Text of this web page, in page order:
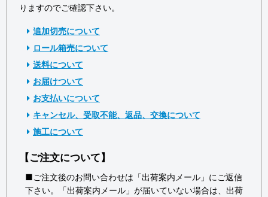
りますのでご確認下さい。
追加切売について
ロール箱売について
送料について
お届けついて
お支払いについて
キャンセル、受取不能、返品、交換について
施工について
【ご注文について】
■ご注文後のお問い合わせは「出荷案内メール」にご返信
下さい。「出荷案内メール」が届いていない場合は、出荷